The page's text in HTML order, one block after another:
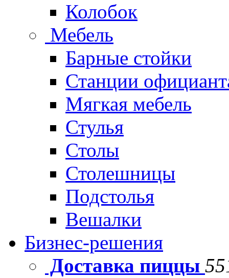
Колобок
Мебель
Барные стойки
Станции
Мягкая мебель
Стулья
Столы
Столешницы
Подстолья
Вешалки
Бизнес-решения
Доставка пиццы